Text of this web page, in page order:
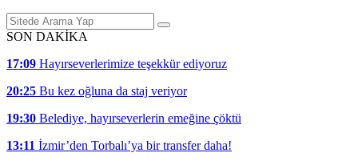
SON DAKİKA
17:09 Hayırseverlerimize teşekkür ediyoruz
20:25 Bu kez oğluna da staj veriyor
19:30 Belediye, hayırseverlerin emeğine çöktü
13:11 İzmir’den Torbalı’ya bir transfer daha!